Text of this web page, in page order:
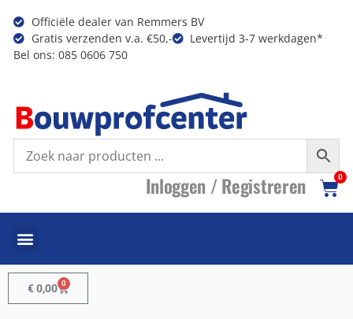
Officiële dealer van Remmers BV
Gratis verzenden v.a. €50,-
Levertijd 3-7 werkdagen*
Bel ons: 085 0606 750
Inloggen /Registreren 0
€0,00 0